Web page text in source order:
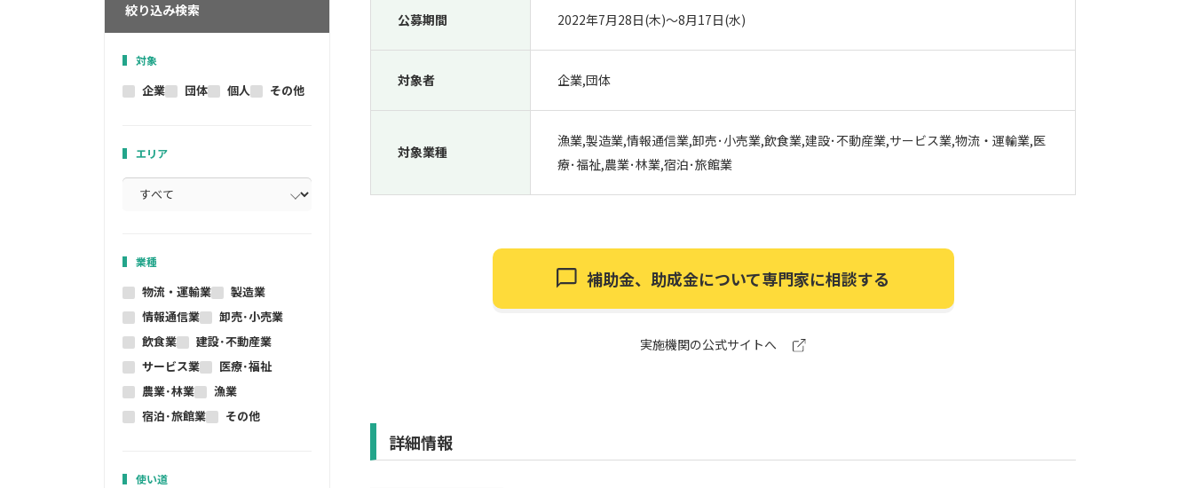
絞り込み検索
対象
企業 団体 個人 その他
エリア
業種
物流・運輸業
製造業
情報通信業
卸売･小売業
飲食業
建設･不動産業
サービス業
医療･福祉
農業･林業
漁業
宿泊･旅館業
その他
使い道
公募期間 2022年7月28日(木)〜8月17日(水)
対象者 企業,団体
対象業種
漁業,製造業,情報通信業,卸売･小売業,飲食業,建設･不動産業,サービス業,物流・運輸業,医
療･福祉,農業･林業,宿泊･旅館業
補助金、助成金について専門家に相談する
実施機関の公式サイトへ
詳細情報